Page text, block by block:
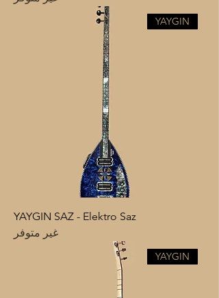
YAYGIN
YAYGIN SAZ - Elektro Saz
غير متوفر
YAYGIN